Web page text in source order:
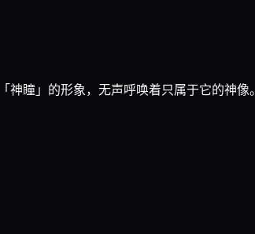
瞳」的形象，无声呼唤着只属于它的神像。